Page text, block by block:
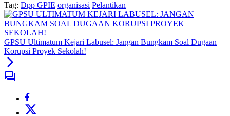
Tag: Dpp GPIE organisasi Pelantikan
GPSU Ultimatum Kejari Labusel: Jangan Bungkam Soal Dugaan
Korupsi Proyek Sekolah!